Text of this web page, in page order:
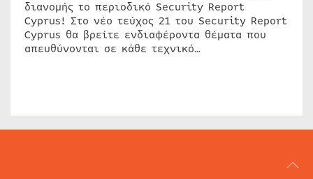
διανομής το περιοδικό Security Report
Cyprus! Στο νέο τεύχος 21 του Security Report
Cyprus θα βρείτε ενδιαφέροντα θέματα που
απευθύνονται σε κάθε τεχνικό…